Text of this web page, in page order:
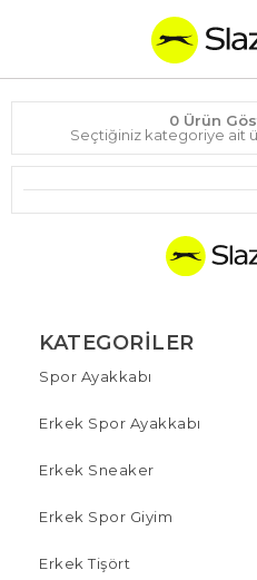
0 Ürün
Seçtiğiniz kategoriye ait
KATEGORILER
Spor Ayakkabı
Erkek Spor Ayakkabı
Erkek Sneaker
Erkek Spor Giyim
Erkek Tişört